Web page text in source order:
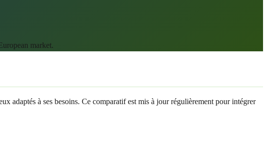
market.
adaptés à ses besoins. Ce comparatif est mis à jour régulièrement pour intégrer